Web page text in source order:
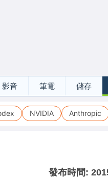
影音 筆電 儲存
NVIDIA Anthropic
發布時間: